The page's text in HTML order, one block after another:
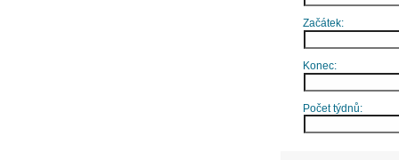
Začátek:
Konec:
Počet týdnů: